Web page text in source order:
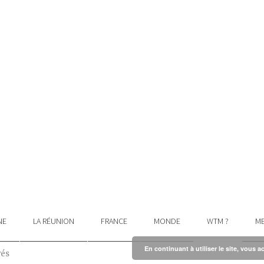
LA RÉUNION FRANCE MONDE WTM ?
En continuant à utiliser le site, vous